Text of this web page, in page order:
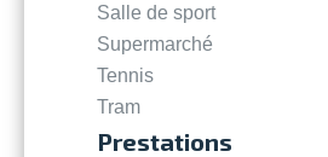
Salle de sport
Supermarché
Tennis
Tram
Prestations